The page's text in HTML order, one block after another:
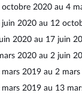
octobre 2020 au 4
juin 2020 au 12
2020 au 17 juin
2020 au 2 juin
mars 2019 au 2
mars 2019 au 13